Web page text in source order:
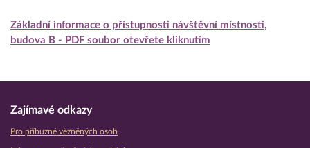
Základní informace o přístupnosti návštěvní místnosti,
budova B - PDF soubor otevřete kliknutím
Zajímavé odkazy
Pro příbuzné vězněných osob